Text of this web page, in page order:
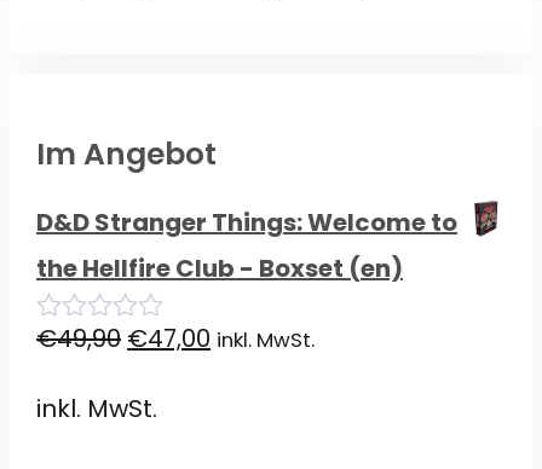
Im Angebot
D&D Stranger Things: Welcome to
the Hellfire Club - Boxset (en)
0
€49,90 Ursprünglicher
€47,00 Aktueller
inkl. MwSt.
inkl. MwSt.